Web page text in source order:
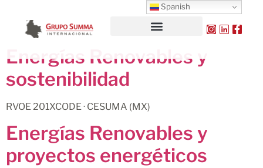
Energías Renovables y
sostenibilidad
RVOE 201XCODE · CESUMA (MX)
Energías Renovables y
proyectos energéticos
Spanish